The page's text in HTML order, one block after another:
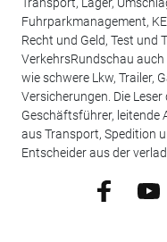
Transport, Lager,
Fuhrparkmanagement,
Recht und Geld, Test und
VerkehrsRundschau
wie schwere Lkw, Trailer,
Versicherungen. Die
Geschäftsführer, leitende
aus Transport, Spedition
Entscheider aus der